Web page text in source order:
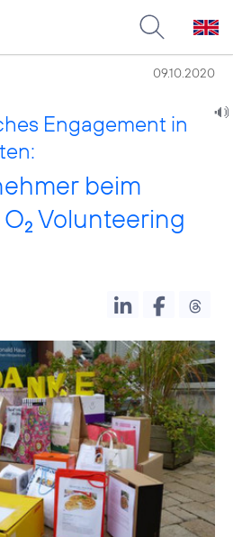
09.10.2020
Engagement in
beim
2 Volunteering